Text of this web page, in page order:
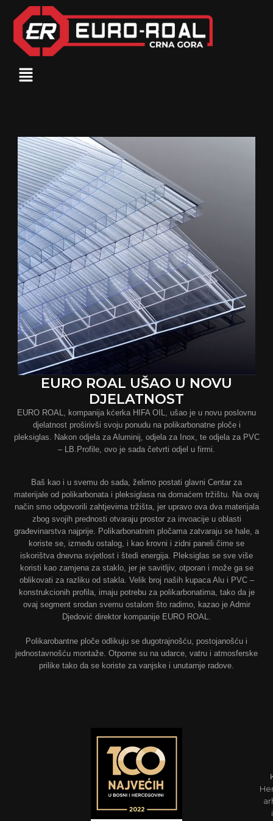
EURO ROAL UŠAO U NOVU
DJELATNOST
EURO ROAL, kompanija kćerka HIFA OIL, ušao je u novu poslovnu
djelatnost proširivši svoju ponudu na polikarbonatne ploče i
pleksiglas. Nakon odjela za Aluminij, odjela za Inox, te odjela za PVC
– LB.Profile, ovo je sada četvrti odjel u firmi.
Baš kao i u svemu do sada, želimo postati glavni Centar za
materijale od polikarbonata i pleksiglasa na domaćem tržištu. Na ovaj
način smo odgovorili zahtjevima tržišta, jer upravo ova dva materijala
zbog svojih prednosti otvaraju prostor za invoacije u oblasti
građevinarstva najprije. Polikarbonatnim pločama zatvaraju se hale, a
koriste se, između ostalog, i kao krovni i zidni paneli čime se
iskorištva dnevna svjetlost i štedi energija. Pleksiglas se sve više
koristi kao zamjena za staklo, jer je savitljiv, otporan i može ga se
oblikovati za razliku od stakla. Velik broj naših kupaca Alu i PVC –
konstrukcionih profila, imaju potrebu za polikarbonatima, tako da je
ovaj segment srodan svemu ostalom što radimo, kazao je Admir
Djedović direktor kompanije EURO ROAL.
Polikarobantne ploče odlikuju se dugotrajnošću, postojanošću i
jednostavnošću montaže. Otporne su na udarce, vatru i atmosferske
prilike tako da se koriste za vanjske i unutarnje radove.